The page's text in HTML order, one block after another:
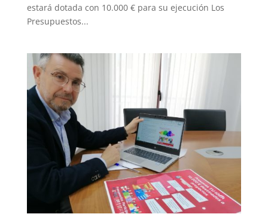
estará dotada con 10.000 € para su ejecución Los
Presupuestos...